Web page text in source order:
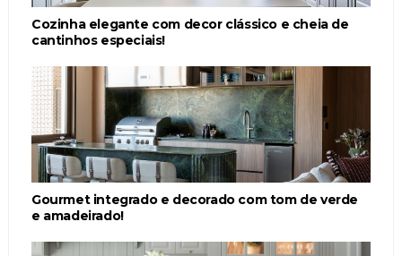
Cozinha elegante com decor clássico e cheia de
cantinhos especiais!
Gourmet integrado e decorado com tom de verde
e amadeirado!